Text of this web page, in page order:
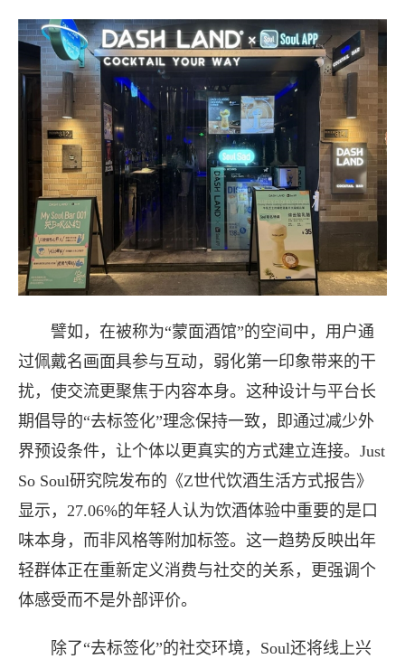
譬如，在被称为“蒙面酒馆”的空间中，用户通
过佩戴名画面具参与互动，弱化第一印象带来的干
扰，使交流更聚焦于内容本身。这种设计与平台长
期倡导的“去标签化”理念保持一致，即通过减少外
界预设条件，让个体以更真实的方式建立连接。Just
So Soul研究院发布的《Z世代饮酒生活方式报告》
显示，27.06%的年轻人认为饮酒体验中重要的是口
味本身，而非风格等附加标签。这一趋势反映出年
轻群体正在重新定义消费与社交的关系，更强调个
体感受而不是外部评价。
除了“去标签化”的社交环境，Soul还将线上兴
长按图片识别二维